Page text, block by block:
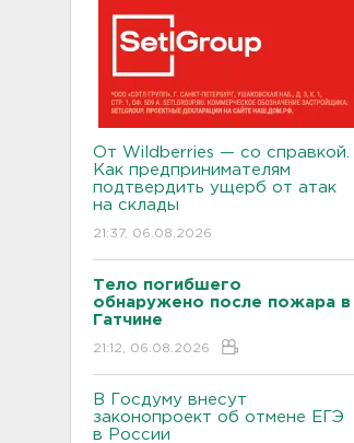
От Wildberries — со справкой.
Как предпринимателям
подтвердить ущерб от атак
на склады
21:37, 06.08.2026
Тело погибшего
обнаружено после пожара в
Гатчине
21:12, 06.08.2026
В Госдуму внесут
законопроект об отмене ЕГЭ
в России